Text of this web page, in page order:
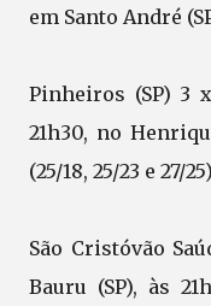
em Santo André
Pinheiros (SP) 3
21h30, no
(25/18, 25/23 e 27/25)
São Cristóvão
Bauru (SP), às